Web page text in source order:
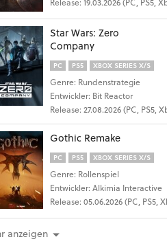
Release: 19.03.2026 (PC, PS5,
Star Wars: Zero
Company
PC PS5 XBOX SERIES X/S
Genre: Rundenstrategie
Entwickler: Bit Reactor
Release: 27.08.2026 (PC, PS5,
Gothic Remake
PC PS5 XBOX SERIES X/S
Genre: Rollenspiel
Entwickler: Alkimia Interactive
Release: 05.06.2026 (PC, PS5,
anzeigen